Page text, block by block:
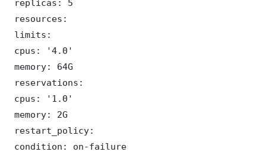
replicas: 5
resources:
limits:
cpus: '4.0'
memory: 64G
reservations:
cpus: '1.0'
memory: 2G
restart_policy:
condition: on-failure